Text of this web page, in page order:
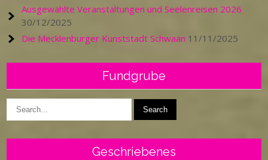
Ausgewählte Veranstaltungen und Seelenreisen 2026
30/12/2025
Die Mecklenburger Kunststadt Schwaan 11/11/2025
Fundgrube
Geschriebenes